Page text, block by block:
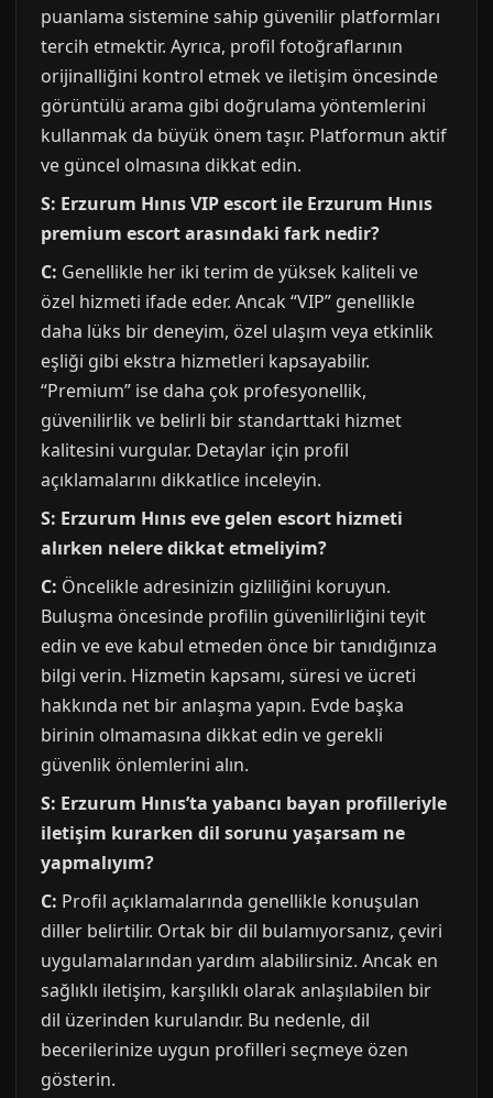
puanlama sistemine sahip güvenilir platformları
tercih etmektir. Ayrıca, profil fotoğraflarının
orijinalliğini kontrol etmek ve iletişim öncesinde
görüntülü arama gibi doğrulama yöntemlerini
kullanmak da büyük önem taşır. Platformun aktif
ve güncel olmasına dikkat edin.
S: Erzurum Hınıs VIP escort ile Erzurum Hınıs
premium escort arasındaki fark nedir?
C: Genellikle her iki terim de yüksek kaliteli ve
özel hizmeti ifade eder. Ancak “VIP” genellikle
daha lüks bir deneyim, özel ulaşım veya etkinlik
eşliği gibi ekstra hizmetleri kapsayabilir.
“Premium” ise daha çok profesyonellik,
güvenilirlik ve belirli bir standarttaki hizmet
kalitesini vurgular. Detaylar için profil
açıklamalarını dikkatlice inceleyin.
S: Erzurum Hınıs eve gelen escort hizmeti
alırken nelere dikkat etmeliyim?
C: Öncelikle adresinizin gizliliğini koruyun.
Buluşma öncesinde profilin güvenilirliğini teyit
edin ve eve kabul etmeden önce bir tanıdığınıza
bilgi verin. Hizmetin kapsamı, süresi ve ücreti
hakkında net bir anlaşma yapın. Evde başka
birinin olmamasına dikkat edin ve gerekli
güvenlik önlemlerini alın.
S: Erzurum Hınıs’ta yabancı bayan profilleriyle
iletişim kurarken dil sorunu yaşarsam ne
yapmalıyım?
C: Profil açıklamalarında genellikle konuşulan
diller belirtilir. Ortak bir dil bulamıyorsanız, çeviri
uygulamalarından yardım alabilirsiniz. Ancak en
sağlıklı iletişim, karşılıklı olarak anlaşılabilen bir
dil üzerinden kurulandır. Bu nedenle, dil
becerilerinize uygun profilleri seçmeye özen
gösterin.